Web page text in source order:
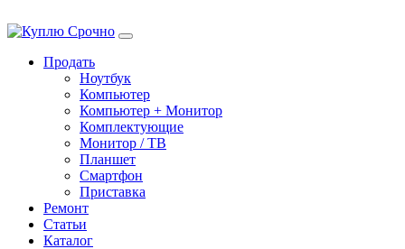
Продать
Ноутбук
Компьютер
Компьютер + Монитор
Комплектующие
Монитор / ТВ
Планшет
Смартфон
Приставка
Ремонт
Статьи
Каталог